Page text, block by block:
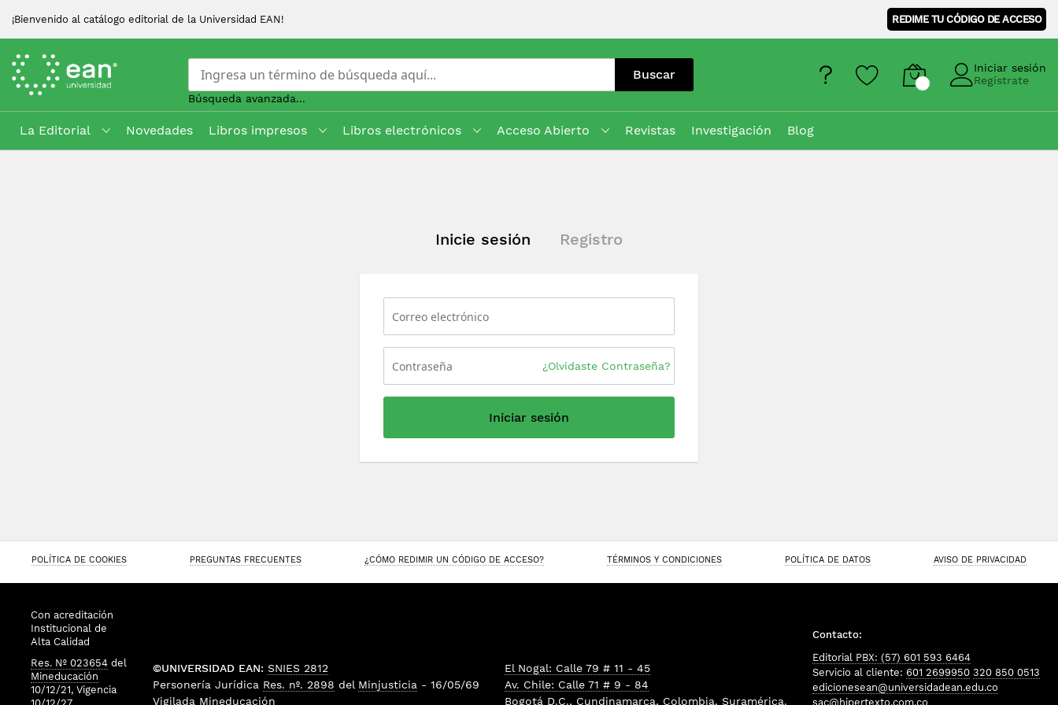
¡Bienvenido al catálogo editorial de la Universidad EAN! REDIME TU CÓDIGO DE ACCESO
Buscar
Búsqueda avanzada...
Iniciar sesión
Regístrate
La Editorial Novedades Libros impresos Libros electrónicos Acceso Abierto Revistas Investigación
Blog
Inicie sesión Registro
¿Olvidaste Contraseña?
Iniciar sesión
POLÍTICA DE COOKIES PREGUNTAS FRECUENTES ¿CÓMO REDIMIR UN CÓDIGO DE ACCESO? TÉRMINOS Y CONDICIONES POLÍTICA DE DATOS AVISO DE PRIVACIDAD
Con acreditación
Institucional de
Alta Calidad
Res. Nº 023654 del
Mineducación
10/12/21, Vigencia
©UNIVERSIDAD EAN: SNIES 2812
Personería Jurídica Res. nº. 2898 del Minjusticia - 16/05/69
Vigilada Mineducación
El Nogal: Calle 79 # 11 - 45
Av. Chile: Calle 71 # 9 - 84
Bogotá D.C., Cundinamarca, Colombia, Suramérica.
Contacto:
Editorial PBX: (57) 601 593 6464
Servicio al cliente: 601 2699950 320 850 0513
edicionesean@universidadean.edu.co
sac@hipertexto.com.co